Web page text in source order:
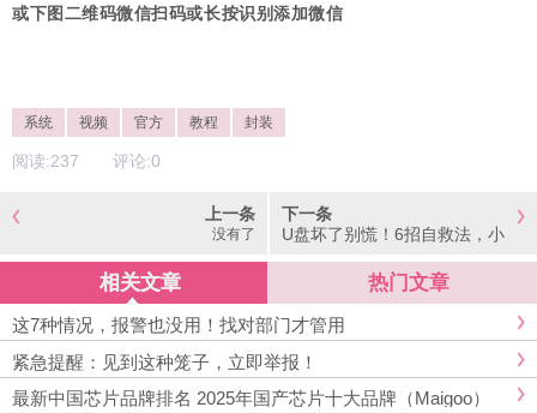
或下图二维码微信扫码或长按识别添加微信
系统 视频 官方 教程 封装
阅读:237 评论:0
上一条
没有了
下一条
​U盘坏了别慌！6招自救法，小
相关文章 热门文章
这7种情况，报警也没用！找对部门才管用
紧急提醒：见到这种笼子，立即举报！
最新中国芯片品牌排名 2025年国产芯片十大品牌（Maigoo）